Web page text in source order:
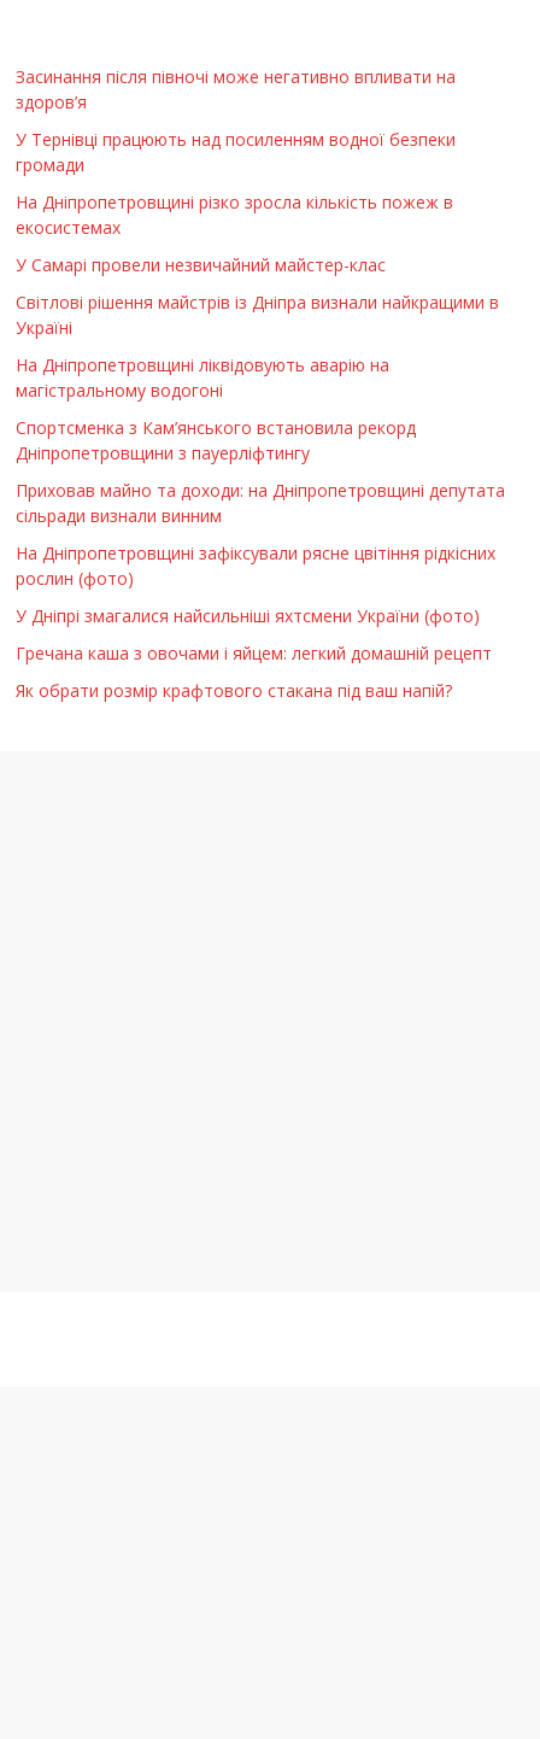
Засинання після півночі може негативно впливати на
здоров’я
У Тернівці працюють над посиленням водної безпеки
громади
На Дніпропетровщині різко зросла кількість пожеж в
екосистемах
У Самарі провели незвичайний майстер-клас
Світлові рішення майстрів із Дніпра визнали найкращими в
Україні
На Дніпропетровщині ліквідовують аварію на
магістральному водогоні
Спортсменка з Кам’янського встановила рекорд
Дніпропетровщини з пауерліфтингу
Приховав майно та доходи: на Дніпропетровщині депутата
сільради визнали винним
На Дніпропетровщині зафіксували рясне цвітіння рідкісних
рослин (фото)
У Дніпрі змагалися найсильніші яхтсмени України (фото)
Гречана каша з овочами і яйцем: легкий домашній рецепт
Як обрати розмір крафтового стакана під ваш напій?